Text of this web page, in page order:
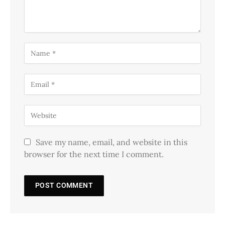
Save my name, email, and website in this
browser for the next time I comment.